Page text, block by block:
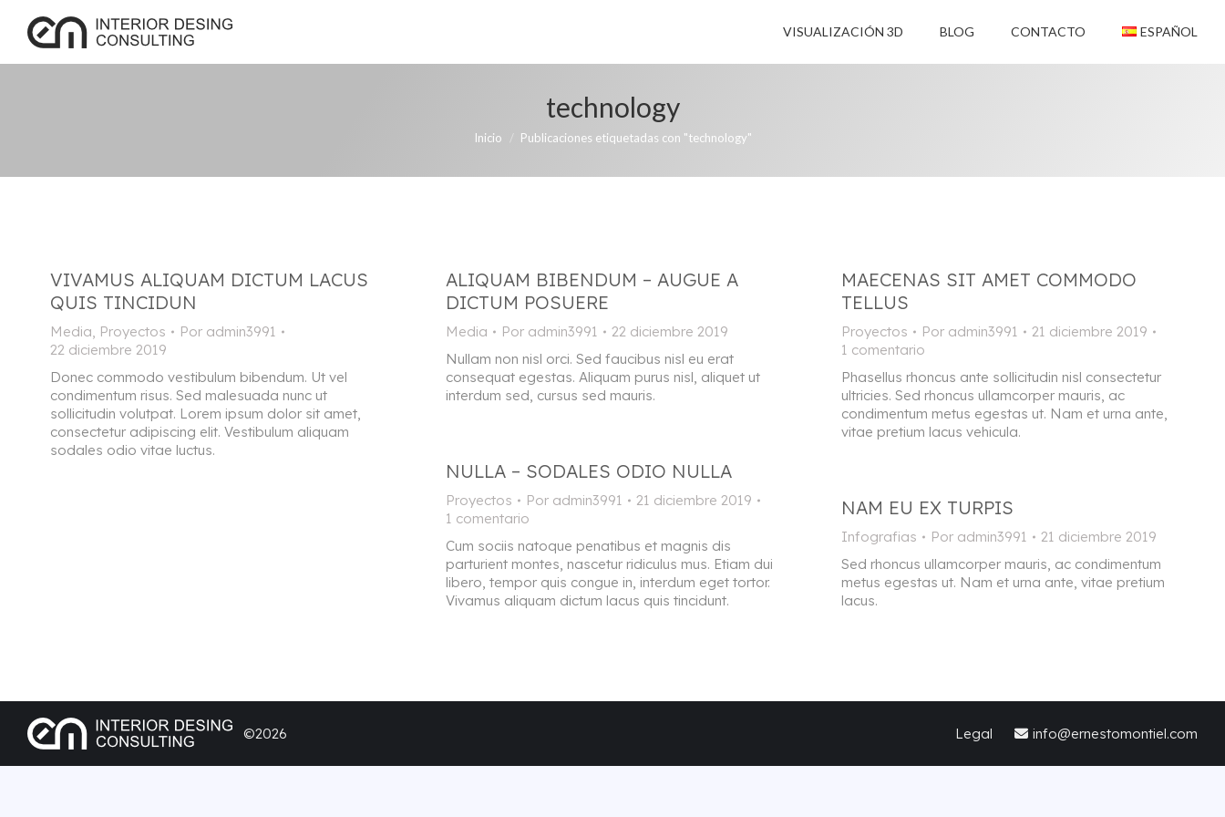
VISUALIZACIÓN 3D BLOG CONTACTO ESPAÑOL
technology
Estás aquí:
Inicio Publicaciones etiquetadas con "technology"
VIVAMUS ALIQUAM DICTUM LACUS
QUIS TINCIDUN
Media, Proyectos Por admin3991
22 diciembre 2019
Donec commodo vestibulum bibendum. Ut vel
condimentum risus. Sed malesuada nunc ut
sollicitudin volutpat. Lorem ipsum dolor sit amet,
consectetur adipiscing elit. Vestibulum aliquam
sodales odio vitae luctus.
ALIQUAM BIBENDUM – AUGUE A
DICTUM POSUERE
Media Por admin3991
22 diciembre 2019
Nullam non nisl orci. Sed faucibus nisl eu erat
consequat egestas. Aliquam purus nisl, aliquet ut
interdum sed, cursus sed mauris.
MAECENAS SIT AMET COMMODO
TELLUS
Proyectos Por admin3991
21 diciembre 2019
1 comentario
Phasellus rhoncus ante sollicitudin nisl consectetur
ultricies. Sed rhoncus ullamcorper mauris, ac
condimentum metus egestas ut. Nam et urna ante,
vitae pretium lacus vehicula.
NULLA – SODALES ODIO NULLA
Proyectos Por admin3991
21 diciembre 2019
1 comentario
Cum sociis natoque penatibus et magnis dis
parturient montes, nascetur ridiculus mus. Etiam dui
libero, tempor quis congue in, interdum eget tortor.
Vivamus aliquam dictum lacus quis tincidunt.
NAM EU EX TURPIS
Infografias Por admin3991
21 diciembre 2019
Sed rhoncus ullamcorper mauris, ac condimentum
metus egestas ut. Nam et urna ante, vitae pretium
lacus.
©2026 Legal info@ernestomontiel.com